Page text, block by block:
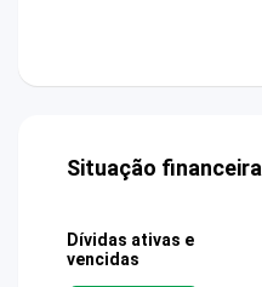
Situação financeira
Dívidas ativas e
vencidas